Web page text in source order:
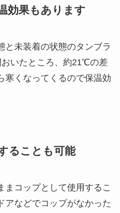
効果もあります
と未装着の状態のタンブラ
いたところ、約21℃の差
寒くなってくるので保温効
ることも可能
まコップとして使用するこ
アなどでコップがなかった